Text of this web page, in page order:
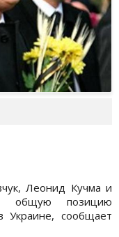
Леонид Кучма и
общую позицию
Украине, сообщает